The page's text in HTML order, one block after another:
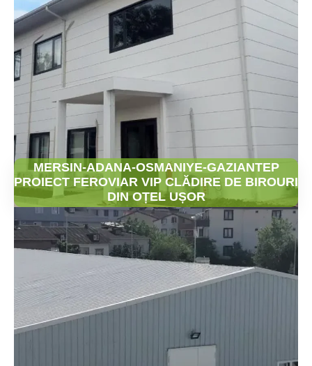
MERSIN-ADANA-OSMANIYE-GAZIANTEP
PROIECT FEROVIAR VIP CLĂDIRE DE BIROURI
DIN OȚEL UȘOR